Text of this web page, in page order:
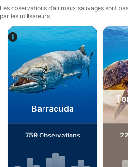
Les observations d’animaux sauvages sont
par les utilisateurs
iStock-Global_Pics
Barracuda
759Observations
Utiliser des données de
précises
Identifier les appareils à partir des
informations demandées
Finalités de traitement non liées à l'IAB :
Nécessaire
Performance
La publicité